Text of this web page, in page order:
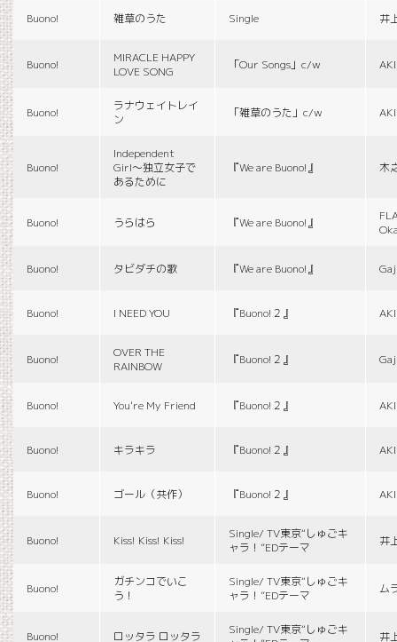
Buono! 雑草のうた Single 井
Buono!
MIRACLE HAPPY
LOVE SONG
「Our Songs」c/w
Buono!
ラナウェイトレイ
ン
「雑草のうた」c/w
Buono!
Independent
Girl〜独立女子で
あるために
『We are Buono!』 木
Buono! うらはら 『We are Buono!』
Buono! タビダチの歌 『We are Buono!』
Buono! I NEED YOU 『Buono!２』
Buono!
OVER THE
RAINBOW
『Buono!２』
Buono! You're My Friend 『Buono!２』
Buono! キラキラ 『Buono!２』
Buono! ゴール（共作） 『Buono!２』
Buono! Kiss! Kiss! Kiss!
Single/ TV東京“しゅごキ
ャラ！”EDテーマ
井
Buono!
ガチンコでいこ
う！
Single/ TV東京“しゅごキ
ャラ！”EDテーマ
ム
Buono! ロッタラ ロッタラ
Single/ TV東京“しゅごキ
井